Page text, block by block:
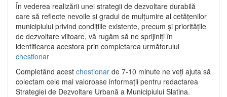
În vederea realizării unei strategii de dezvoltare durabilă
care să reflecte nevoile și gradul de mulțumire al cetățenilor
municipiului privind condițiile existente, precum și prioritățile
de dezvoltare viitoare, vă rugăm să ne sprijiniți în
identificarea acestora prin completarea următorului
chestionar
Completând acest chestionar de 7-10 minute ne veți ajuta să
colectam cele mai valoroase informații pentru redactarea
Strategiei de Dezvoltare Urbană a Municipiului Slatina.